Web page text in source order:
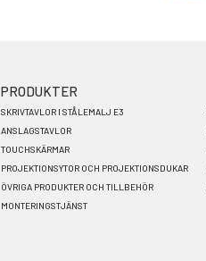
Footer
menu
SV
PRODUKTER
SKRIVTAVLOR I STÅLEMALJ E3
ANSLAGSTAVLOR
TOUCHSKÄRMAR
PROJEKTIONSYTOR OCH PROJEKTIONSDUKAR
ÖVRIGA PRODUKTER OCH TILLBEHÖR
MONTERINGSTJÄNST